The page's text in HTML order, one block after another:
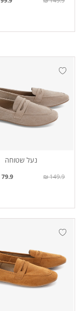
נעל שטוחה
79.9 ₪ 149.9 ₪